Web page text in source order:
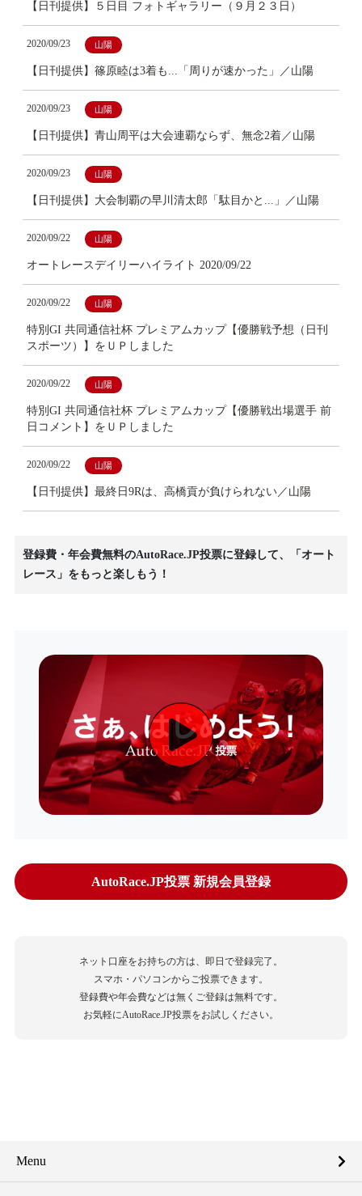
【日刊提供】５日目 フォトギャラリー（９月２３日）
2020/09/23 山陽
【日刊提供】篠原睦は3着も...「周りが速かった」／山陽
2020/09/23 山陽
【日刊提供】青山周平は大会連覇ならず、無念2着／山陽
2020/09/23 山陽
【日刊提供】大会制覇の早川清太郎「駄目かと...」／山陽
2020/09/22 山陽
オートレースデイリーハイライト 2020/09/22
2020/09/22 山陽
特別GI 共同通信社杯 プレミアムカップ【優勝戦予想（日刊
スポーツ）】をＵＰしました
2020/09/22 山陽
特別GI 共同通信社杯 プレミアムカップ【優勝戦出場選手 前
日コメント】をＵＰしました
2020/09/22 山陽
【日刊提供】最終日9Rは、高橋貢が負けられない／山陽
登録費・年会費無料のAutoRace.JP投票に登録して、「オート
レース」をもっと楽しもう！
AutoRace.JP投票 新規会員登録
ネット口座をお持ちの方は、即日で登録完了。
スマホ・パソコンからご投票できます。
登録費や年会費などは無くご登録は無料です。
お気軽にAutoRace.JP投票をお試しください。
Menu